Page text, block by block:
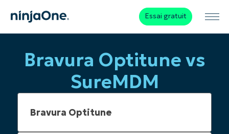
Essai gratuit
Bravura Optitune vs
SureMDM